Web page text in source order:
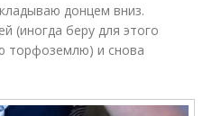
донцем вниз.
(иногда беру для этого
торфоземлю) и снова